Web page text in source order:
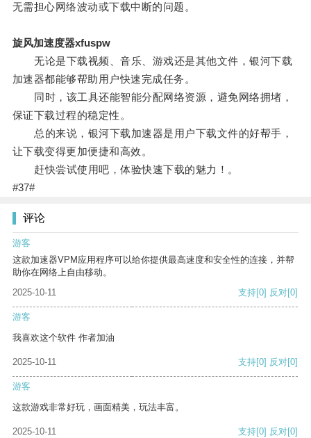
无需担心网络波动或下载中断的问题。
旋风加速度器xfuspw
无论是下载视频、音乐、游戏还是其他文件，银河下载
加速器都能够帮助用户快速完成任务。
同时，该工具还能智能分配网络资源，避免网络拥堵，
保证下载过程的稳定性。
总的来说，银河下载加速器是用户下载文件的好帮手，
让下载变得更加便捷和高效。
赶快尝试使用吧，体验快速下载的魅力！。
#37#
评论
游客
这款加速器VPM应用程序可以给你提供最高速度和安全性的连接，并帮
助你在网络上自由移动。
2025-10-11
支持[0] 反对[0]
游客
我喜欢这个软件 作者加油
2025-10-11 支持[0] 反对[0]
游客
这款游戏非常好玩，画面精美，玩法丰富。
2025-10-11 支持[0] 反对[0]